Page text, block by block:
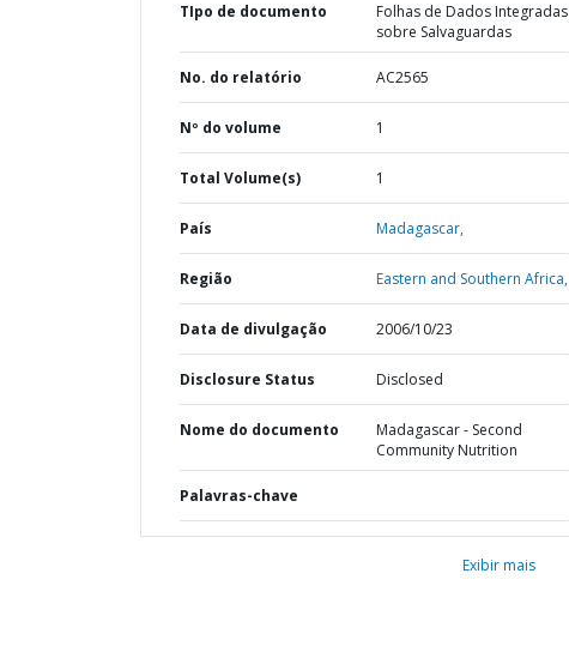
TIpo de documento
Folhas de Dados Integradas
sobre Salvaguardas
No. do relatório AC2565
Nº do volume 1
Total Volume(s) 1
País Madagascar,
Região Eastern and Southern Africa,
Data de divulgação 2006/10/23
Disclosure Status Disclosed
Nome do documento
Madagascar - Second
Community Nutrition
Palavras-chave
Exibir mais